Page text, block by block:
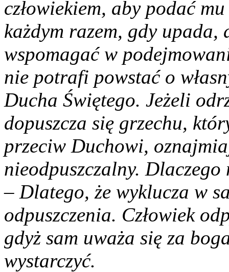
człowiekiem, aby podać
każdym razem, gdy upada,
wspomagać w
nie potrafi powstać o
Ducha Świętego. Jeżeli
dopuszcza się grzechu,
przeciw Duchowi,
nieodpuszczalny. Dlaczego
– Dlatego, że wyklucza w
odpuszczenia. Człowiek
gdyż sam uważa się za
wystarczyć.